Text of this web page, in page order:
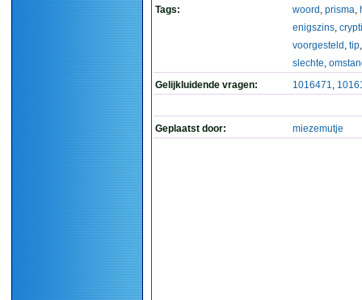
Tags: woord , prisma,
enigszins,
voorgesteld , tip
slechte,
Gelijkluidende vragen:
1016471,
Geplaatst door: miezemutje